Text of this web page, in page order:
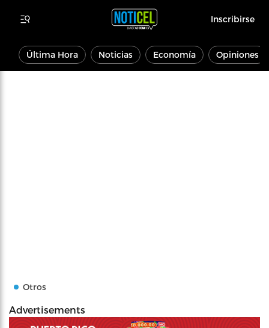
Inscribirse
Última Hora Noticias Economía Opiniones
Otros
Advertisements